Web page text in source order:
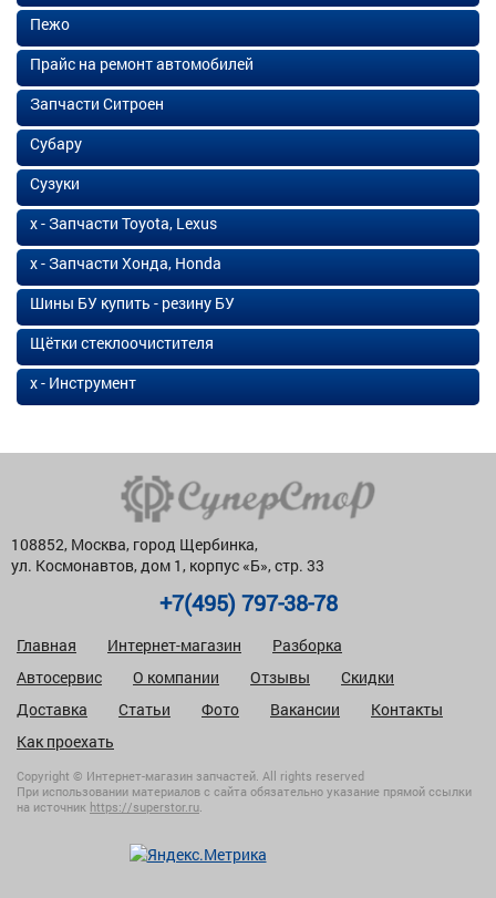
Пежо
Прайс на ремонт автомобилей
Запчасти Ситроен
Субару
Сузуки
х - Запчасти Toyota, Lexus
х - Запчасти Хонда, Honda
Шины БУ купить - резину БУ
Щётки стеклоочистителя
х - Инструмент
108852, Москва, город Щербинка,
ул. Космонавтов, дом 1, корпус «Б», стр. 33
+7(495) 797-38-78
Главная Интернет-магазин
Разборка
Автосервис
О компании Отзывы
Скидки
Доставка
Статьи Фото Вакансии
Контакты
Как проехать
Copyright © Интернет-магазин запчастей. All rights reserved
При использовании материалов с сайта обязательно указание прямой ссылки
на источник https://superstor.ru.